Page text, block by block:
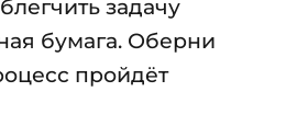
задачу
бумага. Оберни
пройдёт